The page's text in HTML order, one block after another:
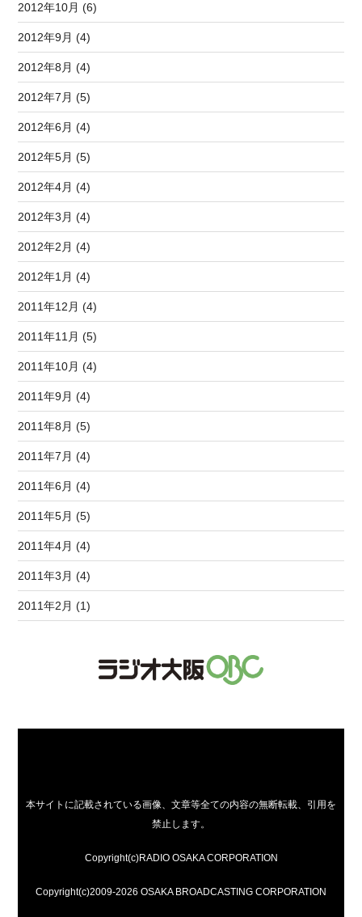
2012年10月 (6)
2012年9月 (4)
2012年8月 (4)
2012年7月 (5)
2012年6月 (4)
2012年5月 (5)
2012年4月 (4)
2012年3月 (4)
2012年2月 (4)
2012年1月 (4)
2011年12月 (4)
2011年11月 (5)
2011年10月 (4)
2011年9月 (4)
2011年8月 (5)
2011年7月 (4)
2011年6月 (4)
2011年5月 (5)
2011年4月 (4)
2011年3月 (4)
2011年2月 (1)
本サイトに記載されている画像、文章等全ての内容の無断転載、引用を
禁止します。
Copyright(c)RADIO OSAKA CORPORATION
Copyright(c)2009-2026 OSAKA BROADCASTING CORPORATION